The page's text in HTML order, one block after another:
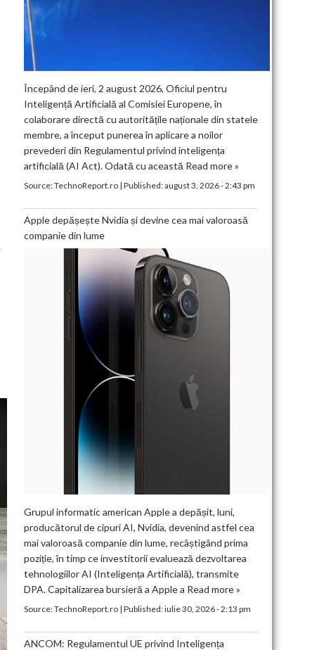
Începând de ieri, 2 august 2026, Oficiul pentru
Inteligență Artificială al Comisiei Europene, în
colaborare directă cu autoritățile naționale din statele
membre, a început punerea în aplicare a noilor
prevederi din Regulamentul privind inteligența
artificială (AI Act). Odată cu această Read more »
Source:TechnoReport.ro| Published:august 3, 2026 - 2:43 pm
Apple depășește Nvidia și devine cea mai valoroasă
companie din lume
Grupul informatic american Apple a depășit, luni,
producătorul de cipuri AI, Nvidia, devenind astfel cea
mai valoroasă companie din lume, recâștigând prima
poziție, în timp ce investitorii evaluează dezvoltarea
tehnologiilor AI (Inteligența Artificială), transmite
DPA. Capitalizarea bursieră a Apple a Read more »
Source:TechnoReport.ro| Published:iulie 30, 2026 - 2:13 pm
ANCOM: Regulamentul UE privind Inteligența